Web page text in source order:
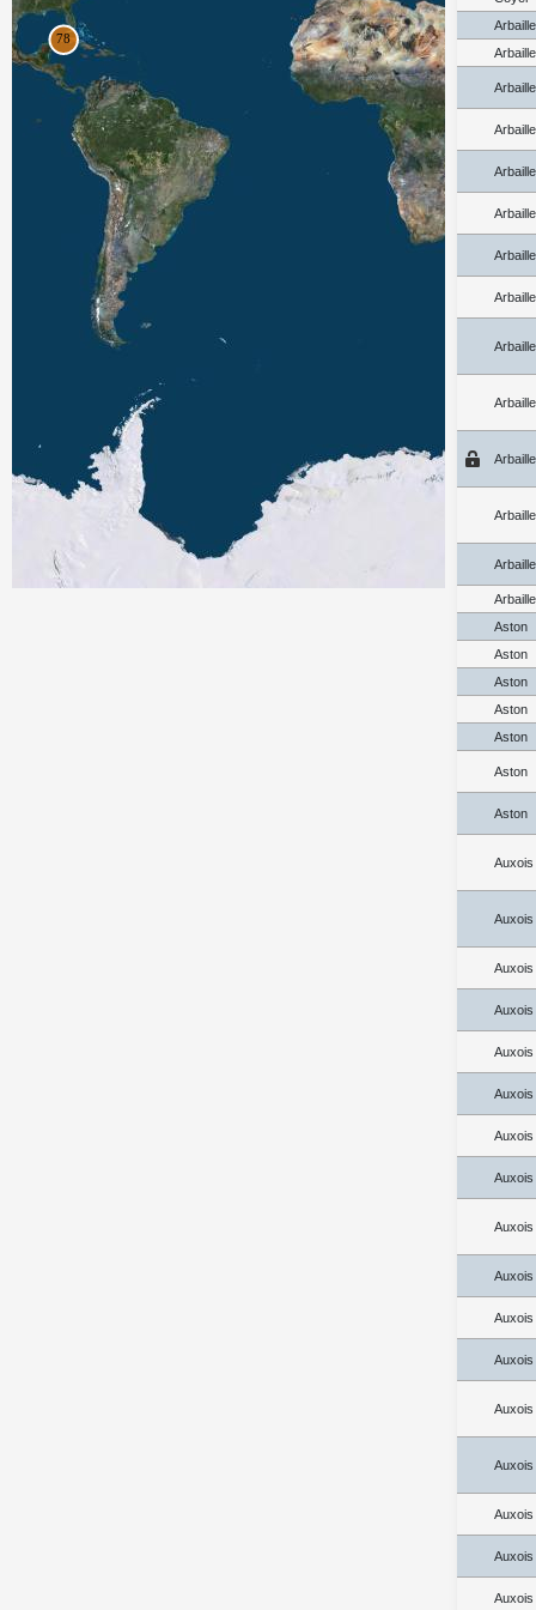
Aston
Aston
Aston
Aston
Aston
Aston
Aston
Auxois
Auxois
Auxois
Auxois
Auxois
Auxois
Auxois
Auxois
Auxois
Auxois
Auxois
Auxois
Auxois
Auxois
Auxois
Auxois
Auxois